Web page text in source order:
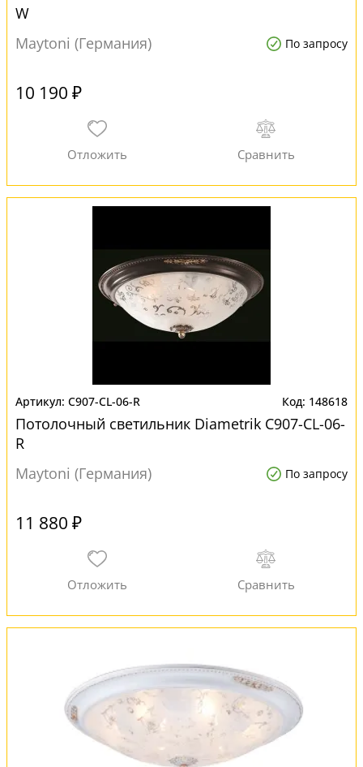
W
Maytoni (Германия)
По запросу
10 190 ₽
C907-CL-06-R 148618
Потолочный светильник Diametrik C907-CL-06-
R
Maytoni (Германия)
По запросу
11 880 ₽